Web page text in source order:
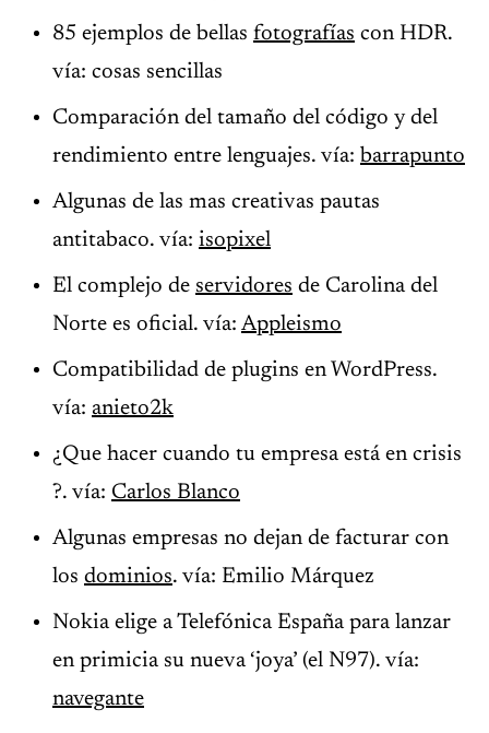
85 ejemplos de bellas fotografías con HDR.
vía: cosas sencillas
Comparación del tamaño del código y del
rendimiento entre lenguajes. vía: barrapunto
Algunas de las mas creativas pautas
antitabaco. vía: isopixel
El complejo de servidores de Carolina del
Norte es oficial. vía: Appleismo
Compatibilidad de plugins en WordPress.
vía: anieto2k
¿Que hacer cuando tu empresa está en crisis
?. vía: Carlos Blanco
Algunas empresas no dejan de facturar con
los dominios. vía: Emilio Márquez
Nokia elige a Telefónica España para lanzar
en primicia su nueva ‘joya’ (el N97). vía:
navegante